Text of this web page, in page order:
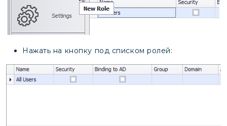
Нажать на кнопку под списком ролей: